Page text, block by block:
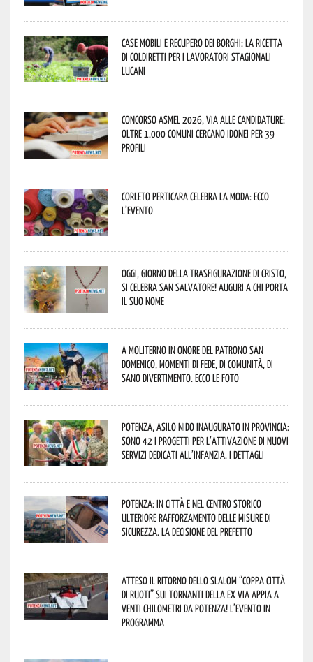
Case mobili e recupero dei borghi: la ricetta
di Coldiretti per i lavoratori stagionali
lucani
Concorso Asmel 2026, via alle candidature:
oltre 1.000 Comuni cercano idonei per 39
profili
Corleto Perticara celebra la moda: ecco
l’evento
Oggi, giorno della Trasfigurazione di Cristo,
si celebra San Salvatore! Auguri a chi porta
il suo nome
A Moliterno in onore del Patrono San
Domenico, momenti di fede, di comunità, di
sano divertimento. Ecco le foto
Potenza, asilo nido inaugurato in provincia:
sono 42 i progetti per l’attivazione di nuovi
servizi dedicati all’infanzia. I dettagli
Potenza: in città e nel centro storico
ulteriore rafforzamento delle misure di
sicurezza. La decisione del Prefetto
Atteso il ritorno dello slalom “Coppa Città
di Ruoti” sui tornanti della ex via Appia a
venti chilometri da Potenza! L’evento in
programma